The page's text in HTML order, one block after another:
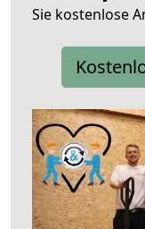
Sie kostenlose